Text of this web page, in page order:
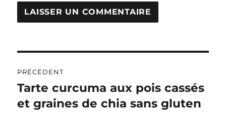
R
A
T
de
l’article
PRÉCÉDENT
Publication
précédente :
Tarte curcuma aux pois cassés
et graines de chia sans gluten